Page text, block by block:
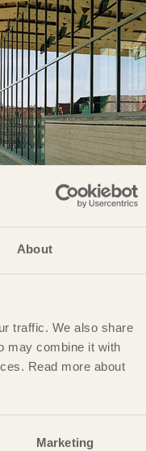
About
traffic. We also share
may combine it with
Read more about
Marketing